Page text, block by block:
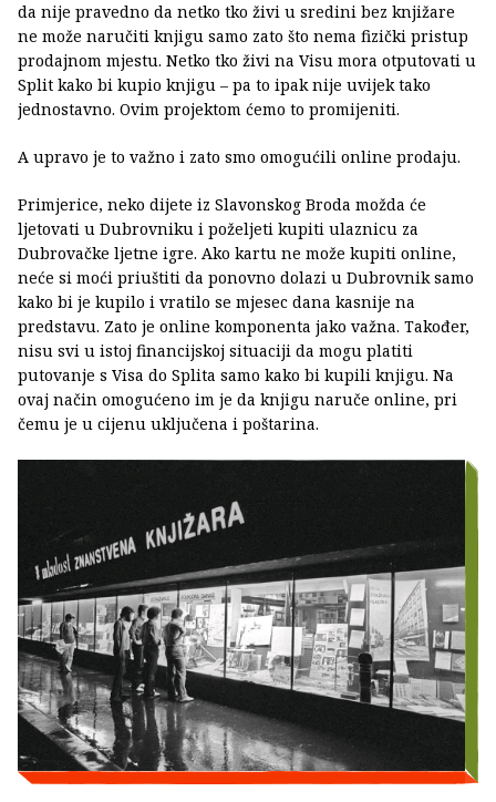
da nije pravedno da netko tko živi u sredini bez knjižare
ne može naručiti knjigu samo zato što nema fizički pristup
prodajnom mjestu. Netko tko živi na Visu mora otputovati u
Split kako bi kupio knjigu – pa to ipak nije uvijek tako
jednostavno. Ovim projektom ćemo to promijeniti.
A upravo je to važno i zato smo omogućili online prodaju.
Primjerice, neko dijete iz Slavonskog Broda možda će
ljetovati u Dubrovniku i poželjeti kupiti ulaznicu za
Dubrovačke ljetne igre. Ako kartu ne može kupiti online,
neće si moći priuštiti da ponovno dolazi u Dubrovnik samo
kako bi je kupilo i vratilo se mjesec dana kasnije na
predstavu. Zato je online komponenta jako važna. Također,
nisu svi u istoj financijskoj situaciji da mogu platiti
putovanje s Visa do Splita samo kako bi kupili knjigu. Na
ovaj način omogućeno im je da knjigu naruče online, pri
čemu je u cijenu uključena i poštarina.